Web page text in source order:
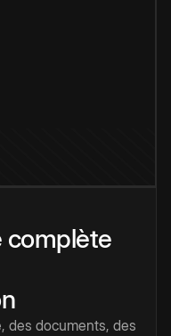
complète
des documents, des